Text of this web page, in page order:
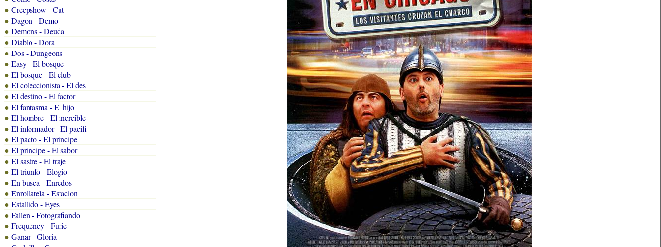
● Creepshow - Cut
● Dagon - Demo
● Demons - Deuda
● Diablo - Dora
● Dos - Dungeons
● Easy - El bosque
● El bosque - El club
● El coleccionista - El des
● El destino - El factor
● El fantasma - El hijo
● El hombre - El increible
● El informador - El pacifi
● El pacto - El principe
● El principe - El sabor
● El sastre - El traje
● El triunfo - Elogio
● En busca - Enredos
● Enrollatela - Estacion
● Estallido - Eyes
● Fallen - Fotografiando
● Frequency - Furie
● Ganar - Gloria